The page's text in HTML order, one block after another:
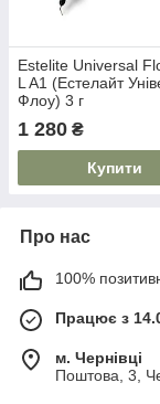
Estelite Universal
L A1 (Естелайт
Флоу) 3 г
1 280 ₴
Купити
Про нас
100%
Працює з
м. Чернівці
Поштова, 3,